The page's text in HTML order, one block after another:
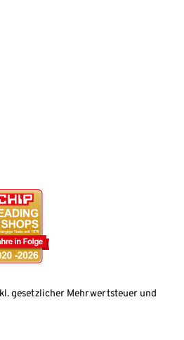
gesetzlicher Mehrwertsteuer und